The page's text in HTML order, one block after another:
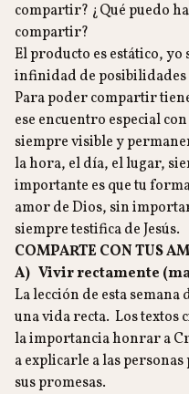
compartir? ¿Qué puedo
compartir?
El producto es estático,
infinidad de
Para poder compartir
ese encuentro especial
siempre visible y
la hora, el día, el lugar,
importante es que tu
amor de Dios, sin
siempre testifica de Jesús.
COMPARTE CON TUS
A) Vivir rectamente
La lección de esta
una vida recta. Los textos
la importancia honrar a
a explicarle a las
sus promesas.